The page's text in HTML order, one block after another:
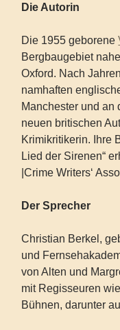
Die Autorin
Die 1955 geborene
Bergbaugebiet
Oxford. Nach
namhaften
Manchester und an
neuen britischen
Krimikritikerin. Ihre
Lied der Sirenen“
|Crime Writers‘
Der Sprecher
Christian Berkel,
und
von Alten und
mit Regisseuren
Bühnen, darunter